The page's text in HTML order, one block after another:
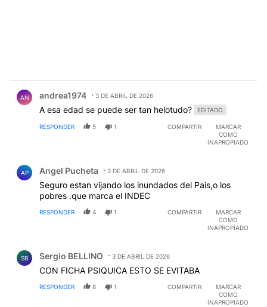
AN andrea1974 3 DE ABRIL DE 2026
A esa edad se puede ser tan helotudo? EDITADO
RESPONDER 5 1 COMPARTIR
MARCAR
COMO
INAPROPIADO
AP Angel Pucheta 3 DE ABRIL DE 2026
Seguro estan vijando los inundados del Pais,o los
pobres .que marca el INDEC
RESPONDER 4 1 COMPARTIR
MARCAR
COMO
INAPROPIADO
SB Sergio BELLINO 3 DE ABRIL DE 2026
CON FICHA PSIQUICA ESTO SE EVITABA
RESPONDER 8 1 COMPARTIR
MARCAR
COMO
INAPROPIADO